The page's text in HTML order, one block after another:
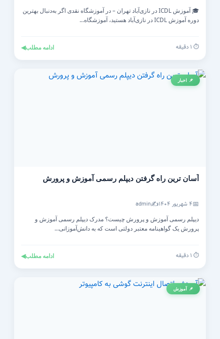
🎓 آموزش ICDL در نازی‌آباد تهران – در آموزشگاه نقدی اگر به‌دنبال بهترین
دوره آموزش ICDL در نازی‌آباد هستید، آموزشگاه...
⏱️ ۱ دقیقه ادامه مطلب◀
📌 اخبار
آسان ترین راه گرفتن دیپلم رسمی آموزش و پرورش
📅۴ شهریور ۱۴۰۴ ✍️
admin
دیپلم رسمی آموزش و پرورش چیست؟ مدرک دیپلم رسمی آموزش و
پرورش یک گواهینامه معتبر دولتی است که به دانش‌آموزانی...
⏱️ ۱ دقیقه ادامه مطلب◀
📌 آموزش